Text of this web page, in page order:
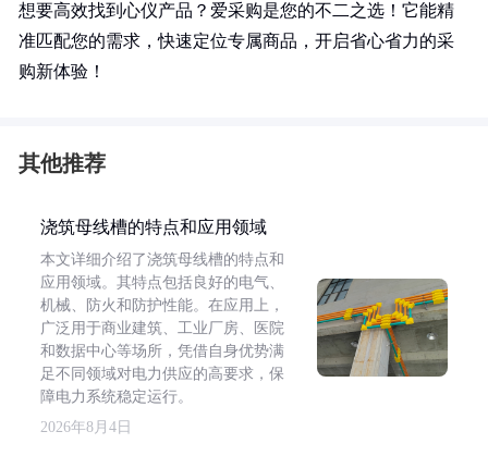
想要高效找到心仪产品？爱采购是您的不二之选！它能精
准匹配您的需求，快速定位专属商品，开启省心省力的采
购新体验！
其他推荐
浇筑母线槽的特点和应用领域
本文详细介绍了浇筑母线槽的特点和
应用领域。其特点包括良好的电气、
机械、防火和防护性能。在应用上，
广泛用于商业建筑、工业厂房、医院
和数据中心等场所，凭借自身优势满
足不同领域对电力供应的高要求，保
障电力系统稳定运行。
2026年8月4日